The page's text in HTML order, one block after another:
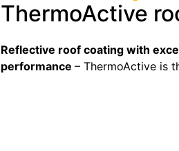
ThermoActive
Reflective roof coating with
performance – ThermoActive is